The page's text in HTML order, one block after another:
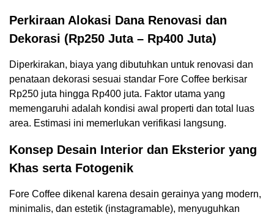
Perkiraan Alokasi Dana Renovasi dan
Dekorasi (Rp250 Juta – Rp400 Juta)
Diperkirakan, biaya yang dibutuhkan untuk renovasi dan
penataan dekorasi sesuai standar Fore Coffee berkisar
Rp250 juta hingga Rp400 juta. Faktor utama yang
memengaruhi adalah kondisi awal properti dan total luas
area. Estimasi ini memerlukan verifikasi langsung.
Konsep Desain Interior dan Eksterior yang
Khas serta Fotogenik
Fore Coffee dikenal karena desain gerainya yang modern,
minimalis, dan estetik (instagramable), menyuguhkan